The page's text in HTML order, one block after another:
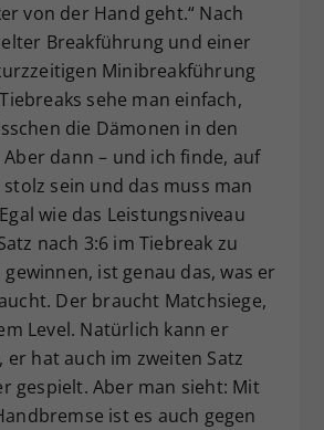
von der Hand geht.“ Nach
Breakführung und einer
Minibreakführung
sehe man einfach,
die Dämonen in den
dann – und ich finde, auf
sein und das muss man
wie das Leistungsniveau
nach 3:6 im Tiebreak zu
ist genau das, was er
Der braucht Matchsiege,
Level. Natürlich kann er
er hat auch im zweiten Satz
gespielt. Aber man sieht: Mit
ist es auch gegen